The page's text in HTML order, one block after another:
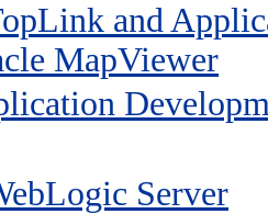
and
MapViewer
Server